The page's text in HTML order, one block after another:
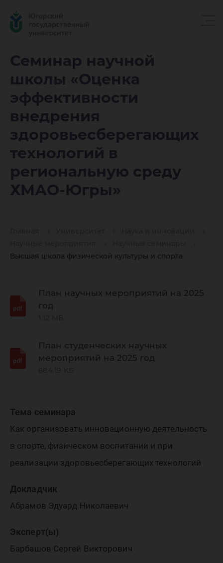
Семинар научной
школы «Оценка
эффективности
внедрения
здоровьесберегающих
технологий в
региональную среду
ХМАО-Югры»
Высшая школа физической культуры и спорта
школы
ХМАО-
План научных мероприятий на 2025
год
План студенческих научных
мероприятий на 2025 год
Тема семинара
Как организовать инновационную деятельность
в спорте, физическом воспитании и при
реализации здоровьесберегающих технологий
Докладчик
Абрамов Эдуард Николаевич
Эксперт(ы)
Барбашов Сергей Викторович